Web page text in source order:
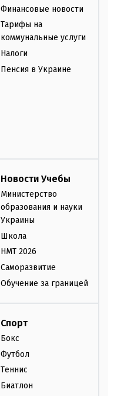
Финансовые новости
Тарифы на
коммунальные услуги
Налоги
Пенсия в Украине
Новости Учебы
Министерство
образования и науки
Украины
Школа
НМТ 2026
Саморазвитие
Обучение за границей
Спорт
Бокс
Футбол
Теннис
Биатлон